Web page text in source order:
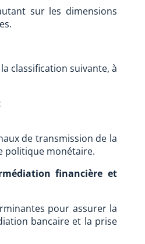
sur les dimensions
classification suivante, à
de transmission de la
politique monétaire.
financière et
pour assurer la
bancaire et la prise